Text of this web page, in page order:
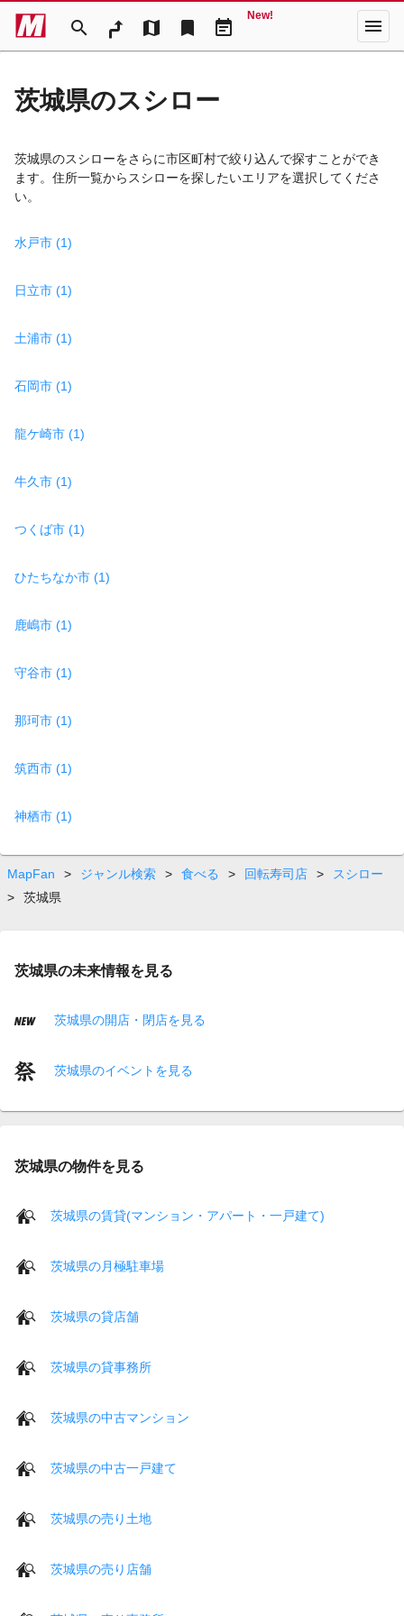
search map bookmark event_note
New! menu
茨城県のスシロー
茨城県のスシローをさらに市区町村で絞り込んで探すことができ
ます。住所一覧からスシローを探したいエリアを選択してくださ
い。
水戸市 (1)
日立市 (1)
土浦市 (1)
石岡市 (1)
龍ケ崎市 (1)
牛久市 (1)
つくば市 (1)
ひたちなか市 (1)
鹿嶋市 (1)
守谷市 (1)
那珂市 (1)
筑西市 (1)
神栖市 (1)
MapFan > ジャンル検索 > 食べる > 回転寿司店 >
スシロー
>
茨城県
茨城県の未来情報を見る
茨城県の開店・閉店を見る
茨城県のイベントを見る
茨城県の物件を見る
茨城県の賃貸(マンション・アパート・一戸建て)
茨城県の月極駐車場
茨城県の貸店舗
茨城県の貸事務所
茨城県の中古マンション
茨城県の中古一戸建て
茨城県の売り土地
茨城県の売り店舗